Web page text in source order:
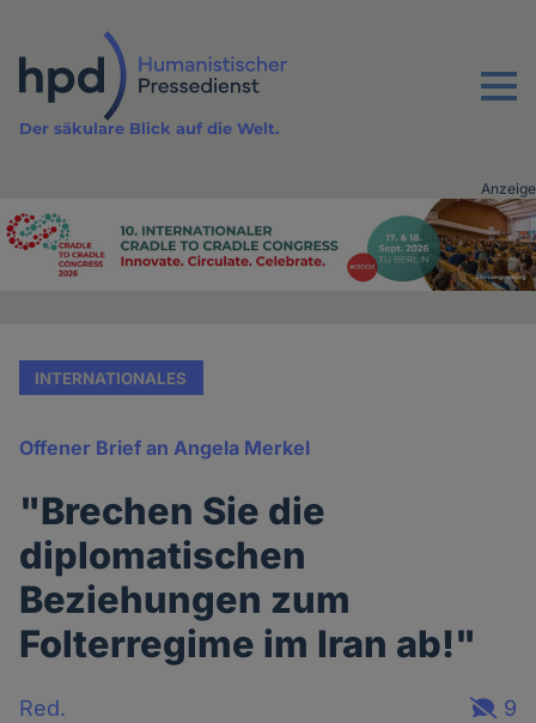
Inhalt
Menu
Der säkulare Blick auf die Welt.
Advertising
Anzeige
INTERNATIONALES
Offener Brief an Angela Merkel
"Brechen Sie die
diplomatischen
Beziehungen zum
Folterregime im Iran ab!"
Red.
9